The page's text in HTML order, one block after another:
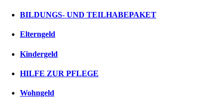
BILDUNGS- UND TEILHABEPAKET
Elterngeld
Kindergeld
HILFE ZUR PFLEGE
Wohngeld